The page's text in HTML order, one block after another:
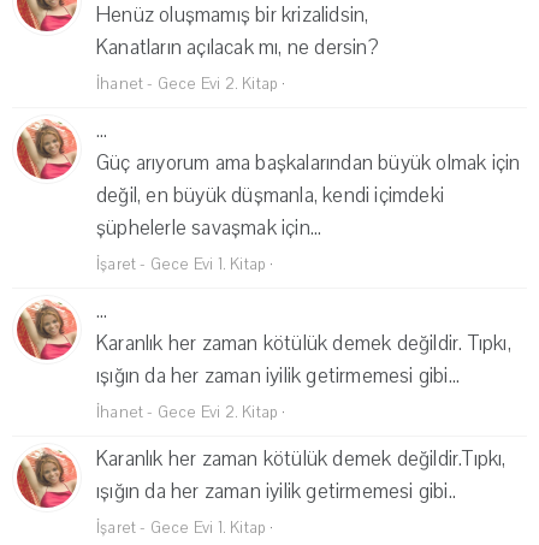
Henüz oluşmamış bir krizalidsin,
Kanatların açılacak mı, ne dersin?
İhanet - Gece Evi 2. Kitap ·
...
Güç arıyorum ama başkalarından büyük olmak için
değil, en büyük düşmanla, kendi içimdeki
şüphelerle savaşmak için...
İşaret - Gece Evi 1. Kitap ·
...
Karanlık her zaman kötülük demek değildir. Tıpkı,
ışığın da her zaman iyilik getirmemesi gibi...
İhanet - Gece Evi 2. Kitap ·
Karanlık her zaman kötülük demek değildir.Tıpkı,
ışığın da her zaman iyilik getirmemesi gibi..
İşaret - Gece Evi 1. Kitap ·